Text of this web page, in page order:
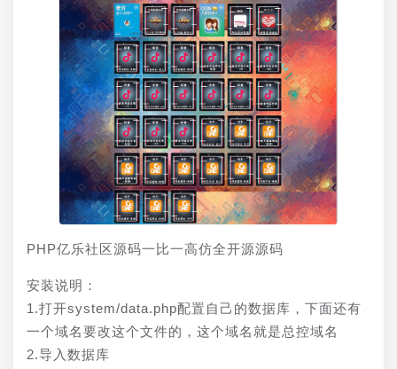
PHP亿乐社区源码一比一高仿全开源源码
安装说明：
1.打开system/data.php配置自己的数据库，下面还有
一个域名要改这个文件的，这个域名就是总控域名
2.导入数据库